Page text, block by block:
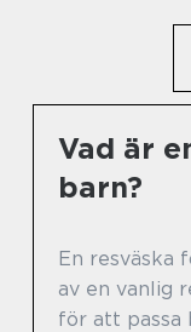
Vad är
barn?
En resväska
av en vanlig
för att passa